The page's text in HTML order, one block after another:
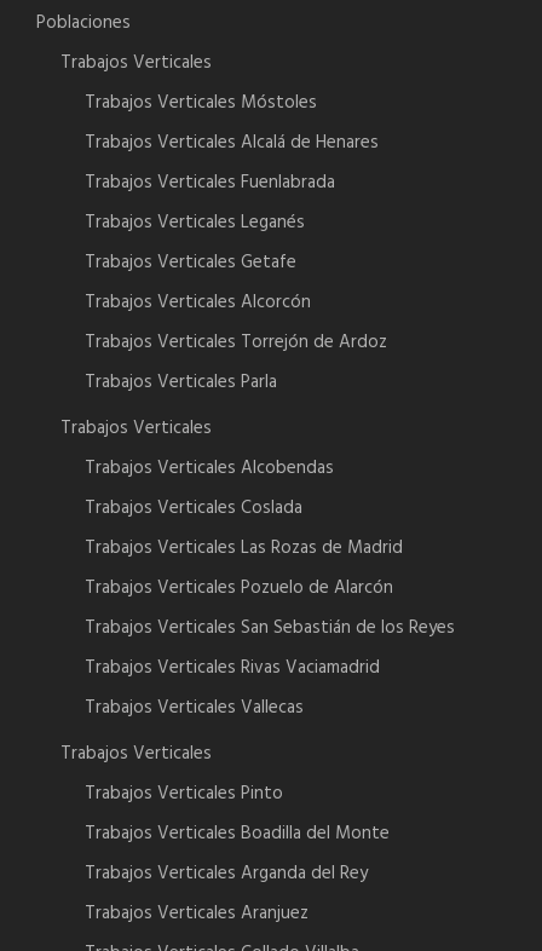
Poblaciones
Trabajos Verticales
Trabajos Verticales Móstoles
Trabajos Verticales Alcalá de Henares
Trabajos Verticales Fuenlabrada
Trabajos Verticales Leganés
Trabajos Verticales Getafe
Trabajos Verticales Alcorcón
Trabajos Verticales Torrejón de Ardoz
Trabajos Verticales Parla
Trabajos Verticales
Trabajos Verticales Alcobendas
Trabajos Verticales Coslada
Trabajos Verticales Las Rozas de Madrid
Trabajos Verticales Pozuelo de Alarcón
Trabajos Verticales San Sebastián de los Reyes
Trabajos Verticales Rivas Vaciamadrid
Trabajos Verticales Vallecas
Trabajos Verticales
Trabajos Verticales Pinto
Trabajos Verticales Boadilla del Monte
Trabajos Verticales Arganda del Rey
Trabajos Verticales Aranjuez